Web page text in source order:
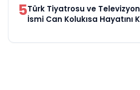
5Türk Tiyatrosu ve Televizyon
İsmi Can Kolukısa Hayatını